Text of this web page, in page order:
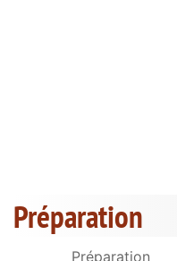
Préparation
Préparation